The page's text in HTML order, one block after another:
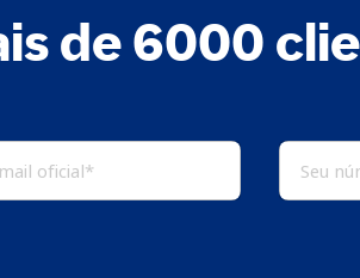
de 6000